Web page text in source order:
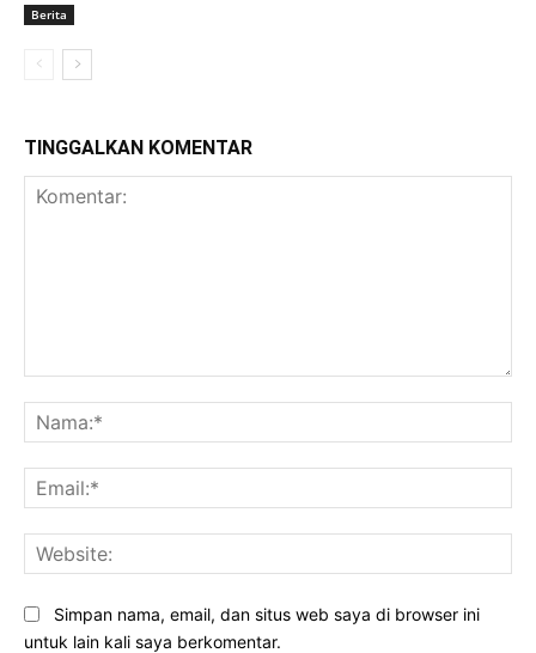
Berita
TINGGALKAN KOMENTAR
Simpan nama, email, dan situs web saya di browser ini
untuk lain kali saya berkomentar.